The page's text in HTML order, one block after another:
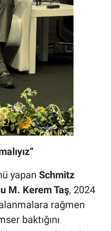
yapan Schmitz
M. Kerem Taş, 2024
rağmen
baktığını